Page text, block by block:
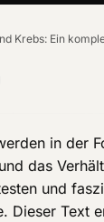
in der
das
und
Dieser Text